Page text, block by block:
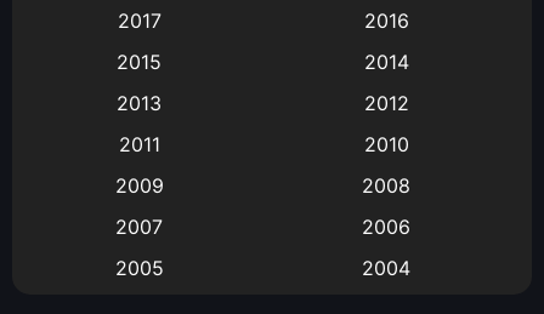
Animation แอนิเมชัน
(9)
Big tits (นมใหญ่)
Bitch (ผู้หญิงร่าน)
2017
2016
2015
2014
2013
2012
2011
2010
2009
2008
2007
2006
2005
2004